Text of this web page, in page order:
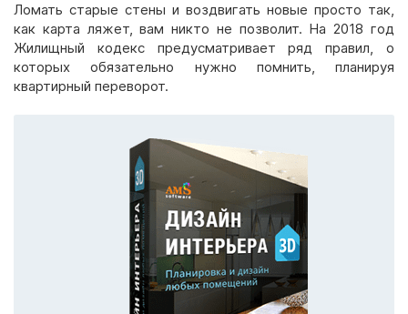
Ломать старые стены и воздвигать новые просто так,
как карта ляжет, вам никто не позволит. На 2018 год
Жилищный кодекс предусматривает ряд правил, о
которых обязательно нужно помнить, планируя
квартирный переворот.